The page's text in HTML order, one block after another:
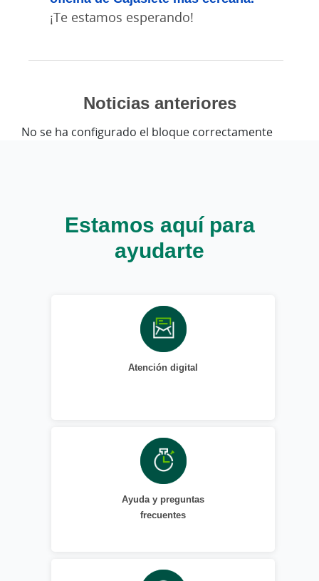
¡Te estamos esperando!
Noticias anteriores
No se ha configurado el bloque correctamente
Estamos aquí para
ayudarte
Atención digital
Ayuda y preguntas
frecuentes